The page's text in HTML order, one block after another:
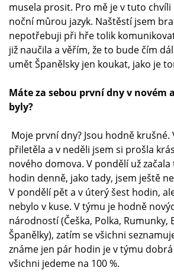
musela prosit. Pro mě je v tuto
noční můrou jazyk. Naštěstí jsem
nepotřebuji při hře tolik
již naučila a věřím, že to bude čím
umět Španělsky jen koukat, jako je
Máte za sebou první dny v novém
byly?
Moje první dny? Jsou hodně krušné.
přiletěla a v neděli jsem si prošla
nového domova. V pondělí už
hodin denně, jako tady, jsem ještě
V pondělí pět a v úterý šest hodin,
nebylo v kuse. V týmu je hodně
národností (Češka, Polka, Rumunky,
Španělky), zatím se všichni
známe jen pár hodin je v týmu
všichni jedeme na 100 %.